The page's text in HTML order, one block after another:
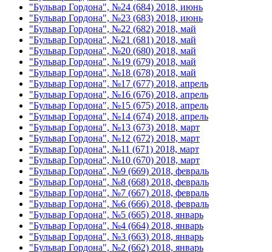
"Бульвар Гордона", №24 (684) 2018, июнь
"Бульвар Гордона", №23 (683) 2018, июнь
"Бульвар Гордона", №22 (682) 2018, май
"Бульвар Гордона", №21 (681) 2018, май
"Бульвар Гордона", №20 (680) 2018, май
"Бульвар Гордона", №19 (679) 2018, май
"Бульвар Гордона", №18 (678) 2018, май
"Бульвар Гордона", №17 (677) 2018, апрель
"Бульвар Гордона", №16 (676) 2018, апрель
"Бульвар Гордона", №15 (675) 2018, апрель
"Бульвар Гордона", №14 (674) 2018, апрель
"Бульвар Гордона", №13 (673) 2018, март
"Бульвар Гордона", №12 (672) 2018, март
"Бульвар Гордона", №11 (671) 2018, март
"Бульвар Гордона", №10 (670) 2018, март
"Бульвар Гордона", №9 (669) 2018, февраль
"Бульвар Гордона", №8 (668) 2018, февраль
"Бульвар Гордона", №7 (667) 2018, февраль
"Бульвар Гордона", №6 (666) 2018, февраль
"Бульвар Гордона", №5 (665) 2018, январь
"Бульвар Гордона", №4 (664) 2018, январь
"Бульвар Гордона", №3 (663) 2018, январь
"Бульвар Гордона", №2 (662) 2018, январь